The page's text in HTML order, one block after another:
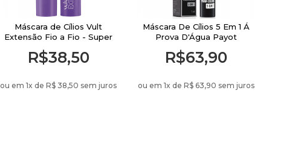
Máscara de Cílios Vult
Extensão Fio a Fio - Super
R$38,50
ou em 1x deR$ 38,50 sem juros
Máscara De Cílios 5 Em 1 Á
Prova D'Água Payot
R$63,90
ou em 1x de R$ 63,90 sem juros